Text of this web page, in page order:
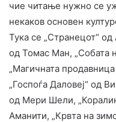
чие читање нужно се
некаков основен
Тука се „Странецот“
од Томас Ман, „Собата
„Магичната
„Госпоѓа Даловеј“ од
од Мери Шели,
Аманити, „Крвта на